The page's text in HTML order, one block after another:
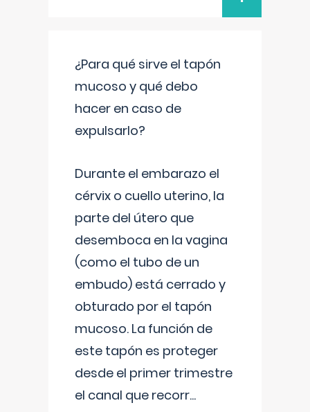
¿Para qué sirve el tapón
mucoso y qué debo
hacer en caso de
expulsarlo?
Durante el embarazo el
cérvix o cuello uterino, la
parte del útero que
desemboca en la vagina
(como el tubo de un
embudo) está cerrado y
obturado por el tapón
mucoso. La función de
este tapón es proteger
desde el primer trimestre
el canal que recorr...